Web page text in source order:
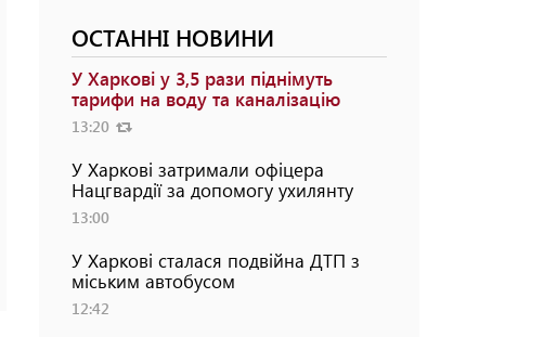
ОСТАННІ НОВИНИ
У Харкові у 3,5 рази піднімуть
тарифи на воду та каналізацію
13:20
У Харкові затримали офіцера
Нацгвардії за допомогу ухилянту
13:00
У Харкові сталася подвійна ДТП з
міським автобусом
12:42